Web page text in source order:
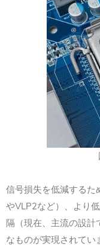
信号損失を低減するた
やVLP2など）、より
隔（現在、主流の設
なものが実現されて